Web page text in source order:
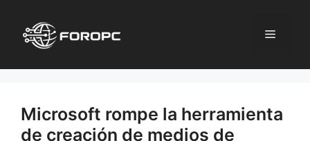
contenido
Menú
Microsoft rompe la herramienta
de creación de medios de